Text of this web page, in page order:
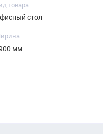
товара
стол
мм